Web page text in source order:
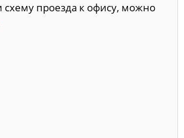
проезда к офису, можно